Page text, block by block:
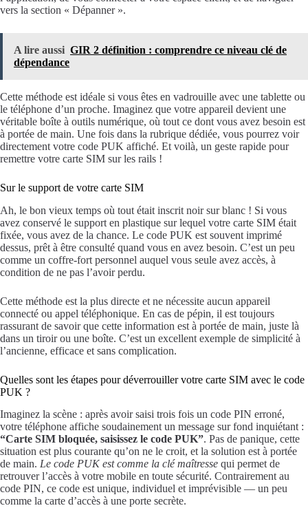
vers la section « Dépanner ».
A lire aussi GIR 2 définition : comprendre ce niveau clé de
dépendance
Cette méthode est idéale si vous êtes en vadrouille avec une tablette ou
le téléphone d’un proche. Imaginez que votre appareil devient une
véritable boîte à outils numérique, où tout ce dont vous avez besoin est
à portée de main. Une fois dans la rubrique dédiée, vous pourrez voir
directement votre code PUK affiché. Et voilà, un geste rapide pour
remettre votre carte SIM sur les rails !
Sur le support de votre carte SIM
Ah, le bon vieux temps où tout était inscrit noir sur blanc ! Si vous
avez conservé le support en plastique sur lequel votre carte SIM était
fixée, vous avez de la chance. Le code PUK est souvent imprimé
dessus, prêt à être consulté quand vous en avez besoin. C’est un peu
comme un coffre-fort personnel auquel vous seule avez accès, à
condition de ne pas l’avoir perdu.
Cette méthode est la plus directe et ne nécessite aucun appareil
connecté ou appel téléphonique. En cas de pépin, il est toujours
rassurant de savoir que cette information est à portée de main, juste là
dans un tiroir ou une boîte. C’est un excellent exemple de simplicité à
l’ancienne, efficace et sans complication.
Quelles sont les étapes pour déverrouiller votre carte SIM avec le code
PUK ?
Imaginez la scène : après avoir saisi trois fois un code PIN erroné,
votre téléphone affiche soudainement un message sur fond inquiétant :
“Carte SIM bloquée, saisissez le code PUK”. Pas de panique, cette
situation est plus courante qu’on ne le croit, et la solution est à portée
de main. Le code PUK est comme la clé maîtresse qui permet de
retrouver l’accès à votre mobile en toute sécurité. Contrairement au
code PIN, ce code est unique, individuel et imprévisible — un peu
comme la carte d’accès à une porte secrète.